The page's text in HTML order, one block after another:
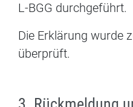
L-BGG durchgeführt.
Die Erklärung wurde
überprüft.